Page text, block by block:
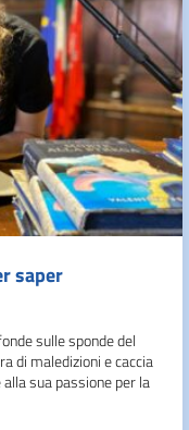
saper
sulle sponde del
di maledizioni e caccia
sua passione per la